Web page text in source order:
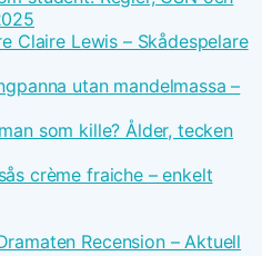
Claire Lewis – Skådespelare
utan mandelmassa –
som kille? Ålder, tecken
crème fraiche – enkelt
Recension – Aktuell